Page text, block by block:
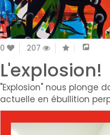
0 207
L'explosion!
"Explosion" nous plonge
actuelle en ébullition